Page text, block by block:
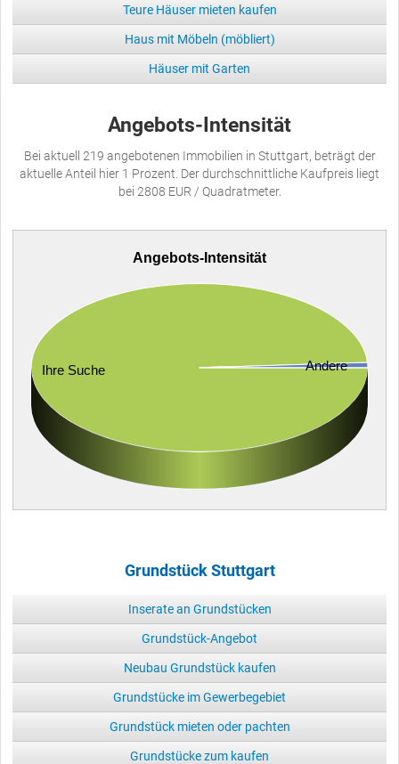
Teure Häuser mieten kaufen
Haus mit Möbeln (möbliert)
Häuser mit Garten
Angebots-Intensität
Bei aktuell 219 angebotenen Immobilien in Stuttgart, beträgt der
aktuelle Anteil hier 1 Prozent. Der durchschnittliche Kaufpreis liegt
bei 2808 EUR / Quadratmeter.
Angebots-Intensität
Ihre Suche Andere
Grundstück Stuttgart
Inserate an Grundstücken
Grundstück-Angebot
Neubau Grundstück kaufen
Grundstücke im Gewerbegebiet
Grundstück mieten oder pachten
Grundstücke zum kaufen